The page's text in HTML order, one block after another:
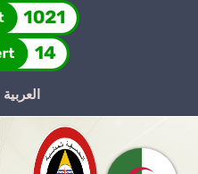
العربية